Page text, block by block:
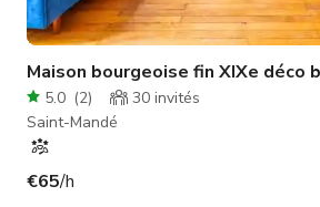
Maison bourgeoise fin XIXe déco
5.0 (2) 30 invités
Saint-Mandé
€65/h